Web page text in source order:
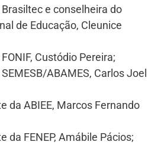
e conselheira do
de Educação, Cleunice
Custódio Pereira;
ABAMES, Carlos Joel
da ABIEE, Marcos Fernando
da FENEP, Amábile Pácios;